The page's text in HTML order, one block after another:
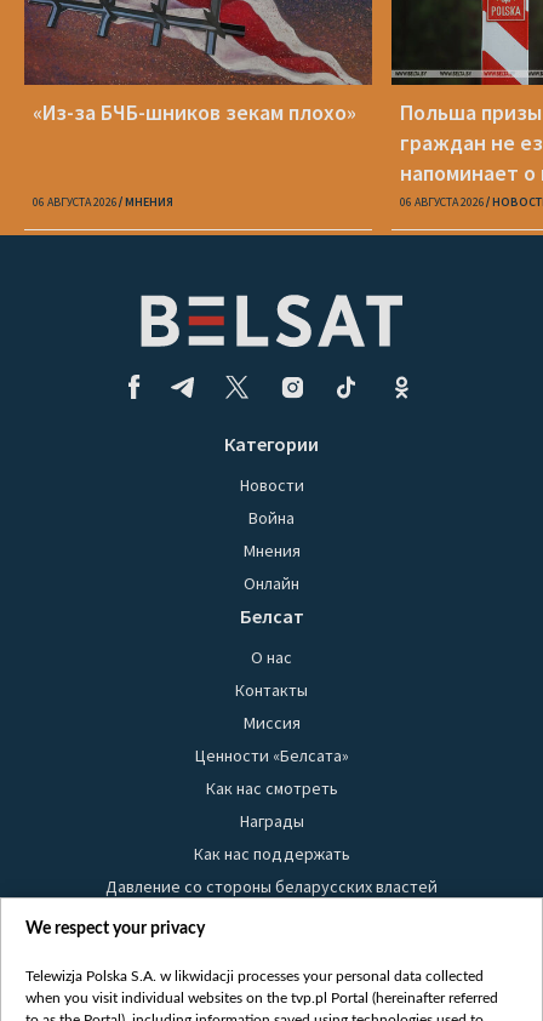
«Из-за БЧБ-шников зекам плохо»
06 АВГУСТА 2026 МНЕНИЯ
Польша
граждан не
напоминает
опасности
06 АВГУСТА 2026
Категории
Новости
Война
Мнения
Онлайн
Белсат
О нас
Контакты
Миссия
Ценности «Белсата»
Как нас смотреть
Награды
Как нас поддержать
Давление со стороны беларусских властей
Правила использования материалов
Безопасность
We respect your privacy
Telewizja Polska S.A. w likwidacji processes your personal data collected
when you visit individual websites on the tvp.pl Portal (hereinafter referred